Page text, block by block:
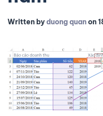
Written byduong quanon